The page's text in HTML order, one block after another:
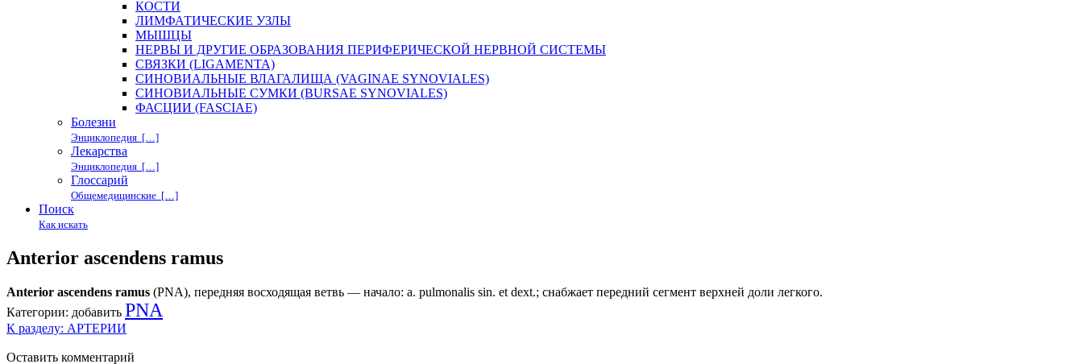
КОСТИ
ЛИМФАТИЧЕСКИЕ УЗЛЫ
МЫШЦЫ
НЕРВЫ И ДРУГИЕ ОБРАЗОВАНИЯ ПЕРИФЕРИЧЕСКОЙ НЕРВНОЙ СИСТЕМЫ
СВЯЗКИ (LIGAMENTA)
СИНОВИАЛЬНЫЕ ВЛАГАЛИЩА (VAGINAE SYNOVIALES)
СИНОВИАЛЬНЫЕ СУМКИ (BURSAE SYNOVIALES)
ФАСЦИИ (FASCIAE)
Болезни
Энциклопедия […]
Лекарства
Энциклопедия […]
Глоссарий
Общемедицинские […]
Поиск
Как искать
Anterior ascendens ramus
Anterior ascendens ramus (PNA), передняя восходящая ветвь — начало: a. pulmonalis sin. et dext.; снабжает передний сегмент верхней доли легкого.
Категории: добавить PNA
К разделу: АРТЕРИИ
Оставить комментарий